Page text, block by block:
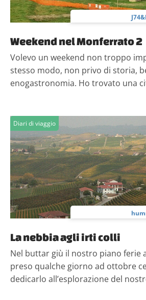
Weekend nel Monferrato 2
Volevo un weekend non troppo
stesso modo, non privo di storia,
enogastronomia. Ho trovato una
Diari di viaggio
La nebbia agli irti colli
Nel buttar giù il nostro piano ferie
preso qualche giorno ad ottobre
dedicarlo all’esplorazione del